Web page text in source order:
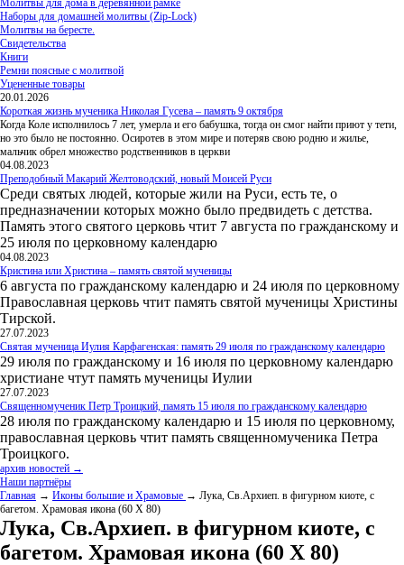
Молитвы для дома в деревянной рамке
Наборы для домашней молитвы (Zip-Lock)
Молитвы на бересте.
Свидетельства
Книги
Ремни поясные с молитвой
Уцененные товары
20.01.2026
Короткая жизнь мученика Николая Гусева – память 9 октября
Когда Коле исполнилось 7 лет, умерла и его бабушка, тогда он смог найти приют у тети,
но это было не постоянно. Осиротев в этом мире и потеряв свою родню и жилье,
мальчик обрел множество родственников в церкви
04.08.2023
Преподобный Макарий Желтоводский, новый Моисей Руси
Среди святых людей, которые жили на Руси, есть те, о
предназначении которых можно было предвидеть с детства.
Память этого святого церковь чтит 7 августа по гражданскому и
25 июля по церковному календарю
04.08.2023
Кристина или Христина – память святой мученицы
6 августа по гражданскому календарю и 24 июля по церковному
Православная церковь чтит память святой мученицы Христины
Тирской.
27.07.2023
Святая мученица Иулия Карфагенская: память 29 июля по гражданскому календарю
29 июля по гражданскому и 16 июля по церковному календарю
христиане чтут память мученицы Иулии
27.07.2023
Священномученик Петр Троицкий, память 15 июля по гражданскому календарю
28 июля по гражданскому календарю и 15 июля по церковному,
православная церковь чтит память священномученика Петра
Троицкого.
архив новостей →
Наши партнёры
Главная → Иконы большие и Храмовые → Лука, Св.Архиеп. в фигурном киоте, с
багетом. Храмовая икона (60 Х 80)
Лука, Св.Архиеп. в фигурном киоте, с
багетом. Храмовая икона (60 Х 80)